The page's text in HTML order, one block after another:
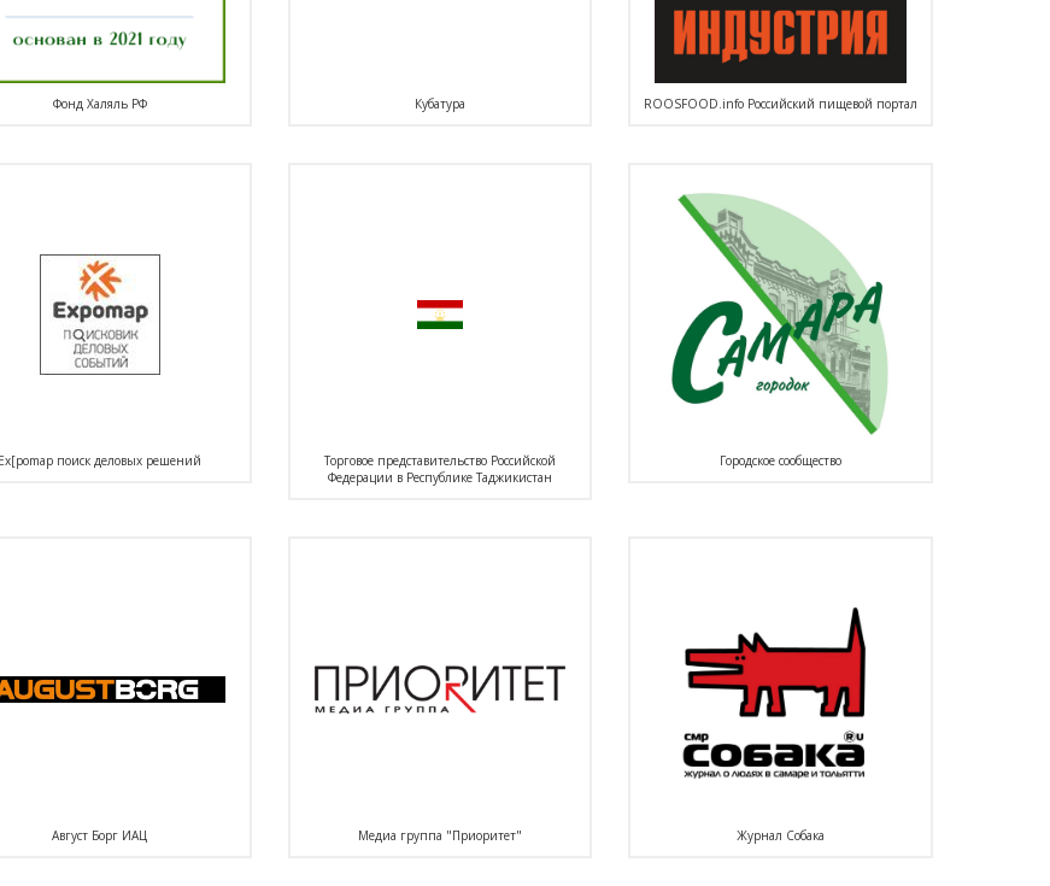
Фонд Халяль РФ Кубатура ROOSFOOD.info Российский пищевой портал
Ex[pomap поиск деловых решений
Торговое представительство Российской
Федерации в Республике Таджикистан
Городское сообщество
Август Борг ИАЦ Медиа группа "Приоритет" Журнал Собака